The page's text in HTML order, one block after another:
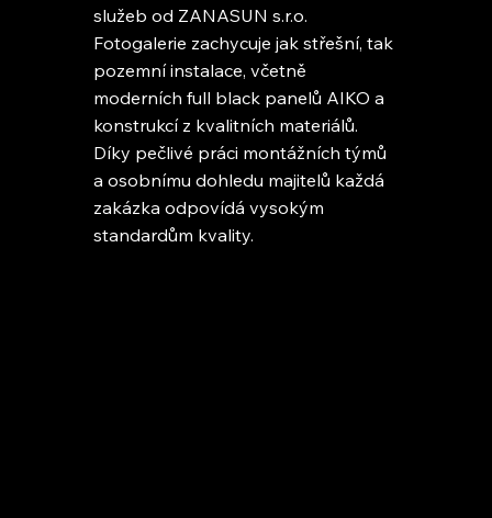
služeb od ZANASUN s.r.o.
Fotogalerie zachycuje jak střešní, tak
pozemní instalace, včetně
moderních full black panelů AIKO a
konstrukcí z kvalitních materiálů.
Díky pečlivé práci montážních týmů
a osobnímu dohledu majitelů každá
zakázka odpovídá vysokým
standardům kvality.